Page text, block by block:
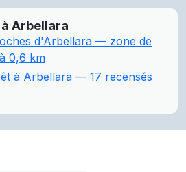
Arbellara
d'Arbellara — zone de
0,6 km
à Arbellara — 17 recensés